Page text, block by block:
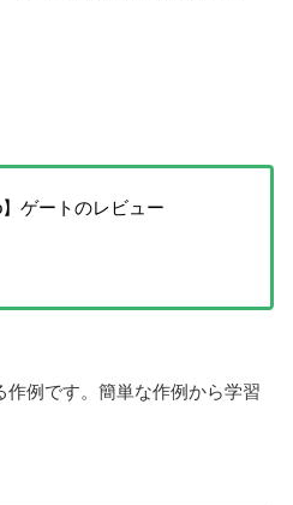
】ゲートのレビュー
例です。簡単な作例から学習